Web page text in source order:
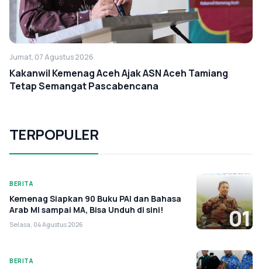
Jumat, 07 Agustus 2026
Kakanwil Kemenag Aceh Ajak ASN Aceh Tamiang
Tetap Semangat Pascabencana
TERPOPULER
BERITA
Kemenag Siapkan 90 Buku PAI dan Bahasa
Arab MI sampai MA, Bisa Unduh di sini!
Selasa, 04 Agustus 2026 01
BERITA